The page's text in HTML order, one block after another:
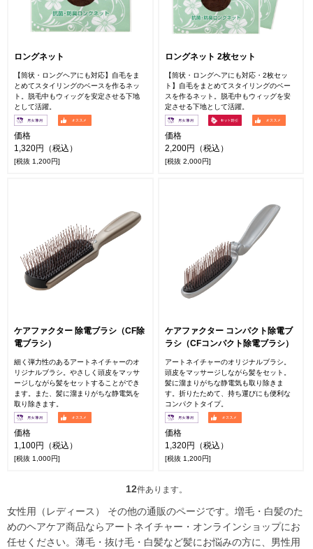
ロングネット
【筒状・ロングヘアにも対応】自毛をま
とめてスタイリングのベースを作るネッ
ト。脱毛中もウィッグを安定させる下地
として活躍。
価格
1,320円（税込）
[税抜 1,200円]
ロングネット 2枚セット
【筒状・ロングヘアにも対応・2枚セッ
ト】自毛をまとめてスタイリングのベー
スを作るネット。脱毛中もウィッグを安
定させる下地として活躍。
価格
2,200円（税込）
[税抜 2,000円]
ケアファクター 除電ブラシ（CF除
電ブラシ）
細く弾力性のあるアートネイチャーのオ
リジナルブラシ。やさしく頭皮をマッサ
ージしながら髪をセットすることができ
ます。また、髪に溜まりがちな静電気を
取り除きます。
価格
1,100円（税込）
[税抜 1,000円]
ケアファクター コンパクト除電ブ
ラシ（CFコンパクト除電ブラシ）
アートネイチャーのオリジナルブラシ。
頭皮をマッサージしながら髪をセット。
髪に溜まりがちな静電気も取り除きま
す。折りたためて、持ち運びにも便利な
コンパクトタイプ。
価格
1,320円（税込）
[税抜 1,200円]
12件あります。
女性用（レディース） その他の通販のページです。増毛・白髪のた
めのヘアケア商品ならアートネイチャー・オンラインショップにお
任せください。薄毛・抜け毛・白髪など髪にお悩みの方に、男性用